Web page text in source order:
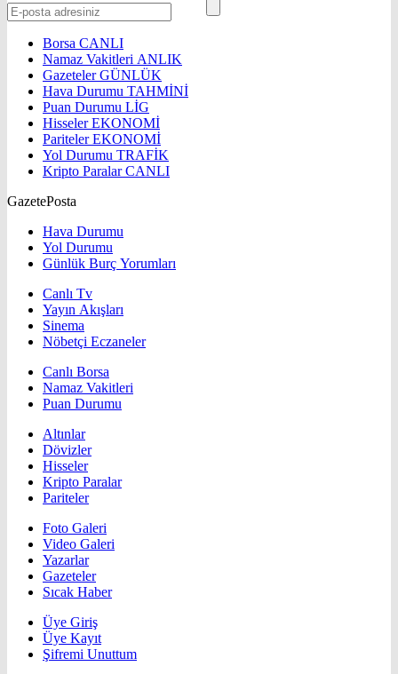
Borsa CANLI
Namaz Vakitleri ANLIK
GazetelerGÜNLÜK
Hava Durumu TAHMİNİ
Puan Durumu LİG
HisselerEKONOMİ
ParitelerEKONOMİ
Yol Durumu TRAFİK
Kripto ParalarCANLI
GazetePosta
Hava Durumu
Yol Durumu
Günlük Burç Yorumları
Canlı Tv
Yayın Akışları
Sinema
Nöbetçi Eczaneler
Canlı Borsa
Namaz Vakitleri
Puan Durumu
Altınlar
Dövizler
Hisseler
Kripto Paralar
Pariteler
Foto Galeri
Video Galeri
Yazarlar
Gazeteler
Sıcak Haber
Üye Giriş
Üye Kayıt
Şifremi Unuttum